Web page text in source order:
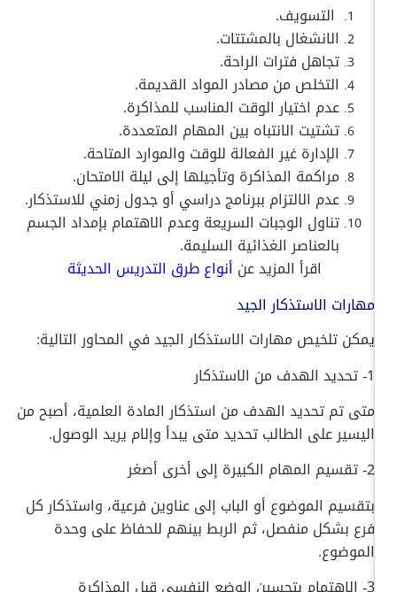
التسويف.
الانشغال بالمشتتات.
تجاهل فترات الراحة.
التخلص من مصادر المواد القديمة.
عدم اختيار الوقت المناسب للمذاكرة.
تشتيت الانتباه بين المهام المتعددة.
الإدارة غير الفعالة للوقت والموارد المتاحة.
مراكمة المذاكرة وتأجيلها إلى ليلة الامتحان.
عدم الالتزام ببرنامج دراسي أو جدول زمني للاستذكار.
تناول الوجبات السريعة وعدم الاهتمام بإمداد الجسم
بالعناصر الغذائية السليمة.
اقرأ المزيد عنأنواع طرق التدريس الحديثة
مهارات الاستذكار الجيد
يمكن تلخيص مهارات الاستذكار الجيد في المحاور التالية:
متى تم تحديد الهدف من استذكار المادة العلمية، أصبح من
اليسير على الطالب تحديد متى يبدأ وإلام يريد الوصول.
بتقسيم الموضوع أو الباب إلى عناوين فرعية، واستذكار كل
فرع بشكل منفصل، ثم الربط بينهم للحفاظ على وحدة
الموضوع.